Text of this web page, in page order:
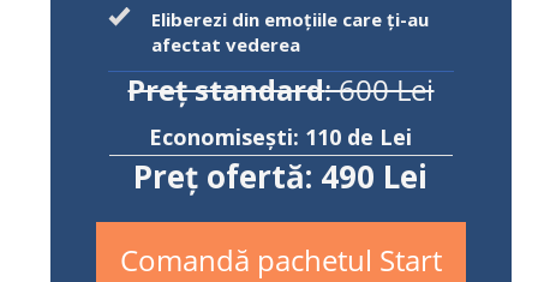
Eliberezi din emoțiile care ți-au
afectat vederea
Preț standard: 600 Lei
Economisești: 110 de Lei
Preț ofertă: 490 Lei
Comandă pachetul Start